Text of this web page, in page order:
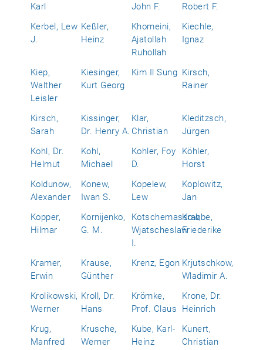
Karl
John F.
Robert F.
Kerbel, Lew
J.
Keßler,
Heinz
Khomeini,
Ajatollah
Ruhollah
Kiechle,
Ignaz
Kiep,
Walther
Leisler
Kiesinger,
Kurt Georg
Kim Il Sung Kirsch,
Rainer
Kirsch,
Sarah
Kissinger,
Dr. Henry A.
Klar,
Christian
Kleditzsch,
Jürgen
Kohl, Dr.
Helmut
Kohl,
Michael
Kohler, Foy
D.
Köhler,
Horst
Koldunow,
Alexander
Konew,
Iwan S.
Kopelew,
Lew
Koplowitz,
Jan
Kopper,
Hilmar
Kornijenko,
G. M.
Kotschemassow,
Wjatscheslaw
I.
Krabbe,
Friederike
Kramer,
Erwin
Krause,
Günther
Krenz, Egon Krjutschkow,
Wladimir A.
Krolikowski,
Werner
Kroll, Dr.
Hans
Krömke,
Prof. Claus
Krone, Dr.
Heinrich
Krug,
Manfred
Krusche,
Werner
Kube, Karl-
Heinz
Kunert,
Christian